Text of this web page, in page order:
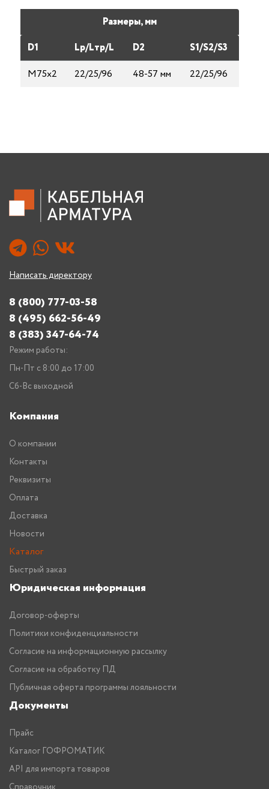
Размеры, мм
D1
Lp/Lтp/L D2
S1/S2/S3
М75х2
22/25/96 48-57 мм 22/25/96
Написать директору
8 (800) 777-03-58
8 (495) 662-56-49
8 (383) 347-64-74
Режим работы:
Пн-Пт с 8:00 до 17:00
Сб-Вс выходной
Компания
О компании
Контакты
Реквизиты
Оплата
Доставка
Новости
Каталог
Быстрый заказ
Юридическая информация
Договор-оферты
Политики конфиденциальности
Согласие на информационную рассылку
Согласие на обработку ПД
Публичная оферта программы лояльности
Документы
Прайс
Каталог ГОФРОМАТИК
API для импорта товаров